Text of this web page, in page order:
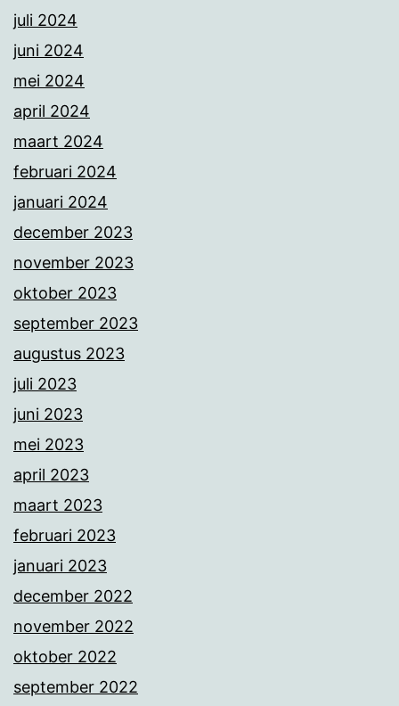
juli 2024
juni 2024
mei 2024
april 2024
maart 2024
februari 2024
januari 2024
december 2023
november 2023
oktober 2023
september 2023
augustus 2023
juli 2023
juni 2023
mei 2023
april 2023
maart 2023
februari 2023
januari 2023
december 2022
november 2022
oktober 2022
september 2022